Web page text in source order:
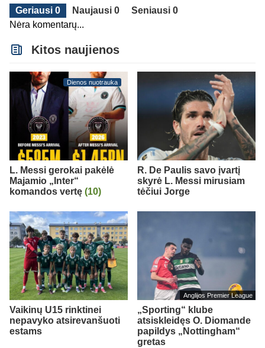
Geriausi 0 Naujausi 0
Seniausi 0
Nėra komentarų...
Kitos naujienos
Dienos nuotrauka
L. Messi gerokai pakėlė
Majamio „Inter“
komandos vertę (10)
R. De Paulis savo įvartį
skyrė L. Messi mirusiam
tėčiui Jorge
Vaikinų U15 rinktinei
nepavyko atsirevanšuoti
estams
Anglijos Premier League
„Sporting“ klube
atsiskleidęs O. Diomande
papildys „Nottingham“
gretas